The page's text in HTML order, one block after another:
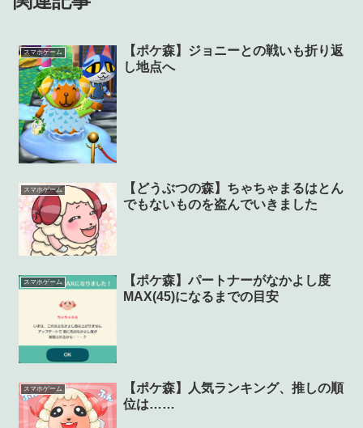
スマホゲーム
【ポケ森】ジョニーとの戦いも折り返
し地点へ
スマホゲーム
【どうぶつの森】ちゃちゃまるはとん
でもないものを盗んでいきました
スマホゲーム
【ポケ森】パートナーがなかよし度
MAX(45)になるまでの目安
スマホゲーム
【ポケ森】人気ランキング、推しの順
位は……